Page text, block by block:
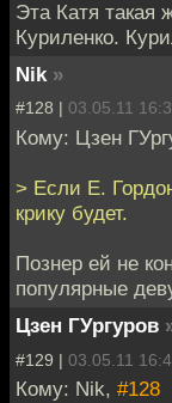
Эта Катя такая
Куриленко.
Nik »
#128 | 03.05.11
Кому: Цзен
> Если Е.
крику будет.
Познер ей не
популярные
Цзен ГУргуров
#129 | 03.05.11
Кому: Nik, #128